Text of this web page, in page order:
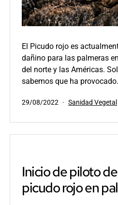
El Picudo rojo es
dañino para las palmeras
del norte y las Américas.
sabemos que ha
Publicada
29/08/2022
Categorizado
Sanidad Vegetal
Inicio de piloto
picudo rojo en